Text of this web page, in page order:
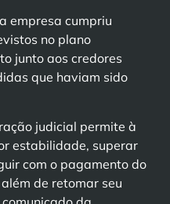
empresa cumpriu
no plano
junto aos credores
que haviam sido
judicial permite à
estabilidade, superar
com o pagamento do
de retomar seu